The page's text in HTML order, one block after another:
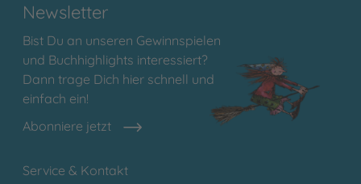
Newsletter
Bist Du an unseren Gewinnspielen
und Buchhighlights interessiert?
Dann trage Dich hier schnell und
einfach ein!
Abonniere jetzt
Service & Kontakt